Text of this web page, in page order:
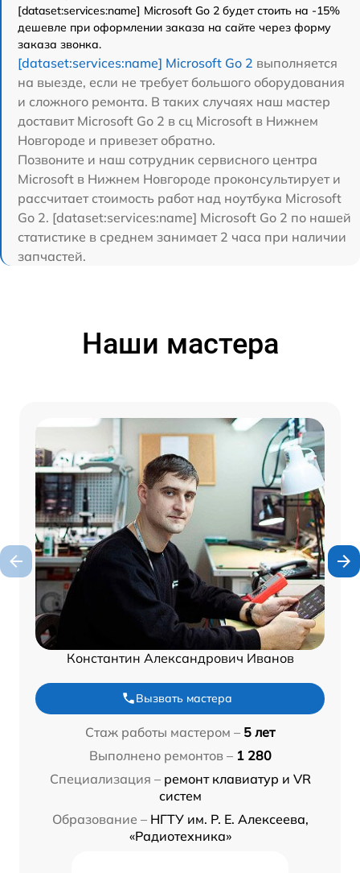
[dataset:services:name] Microsoft Go 2 будет стоить на -15%
дешевле при оформлении заказа на сайте через форму
заказа звонка.
[dataset:services:name] Microsoft Go 2 выполняется
на выезде, если не требует большого оборудования
и сложного ремонта. В таких случаях наш мастер
доставит Microsoft Go 2 в сц Microsoft в Нижнем
Новгороде и привезет обратно.
Позвоните и наш сотрудник сервисного центра
Microsoft в Нижнем Новгороде проконсультирует и
рассчитает стоимость работ над ноутбука Microsoft
Go 2. [dataset:services:name] Microsoft Go 2 по нашей
статистике в среднем занимает 2 часа при наличии
запчастей.
Наши мастера
Константин Александрович Иванов
Вызвать мастера
Стаж работы мастером – 5 лет
Выполнено ремонтов – 1 280
Специализация – ремонт клавиатур и VR
систем
Образование – НГТУ им. Р. Е. Алексеева,
«Радиотехника»